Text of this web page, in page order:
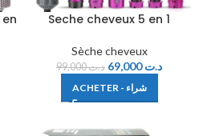
Seche cheveux 5 en 1
Sèche cheveux
د.ت99,000 د.ت69,000
ACHETER - شراء